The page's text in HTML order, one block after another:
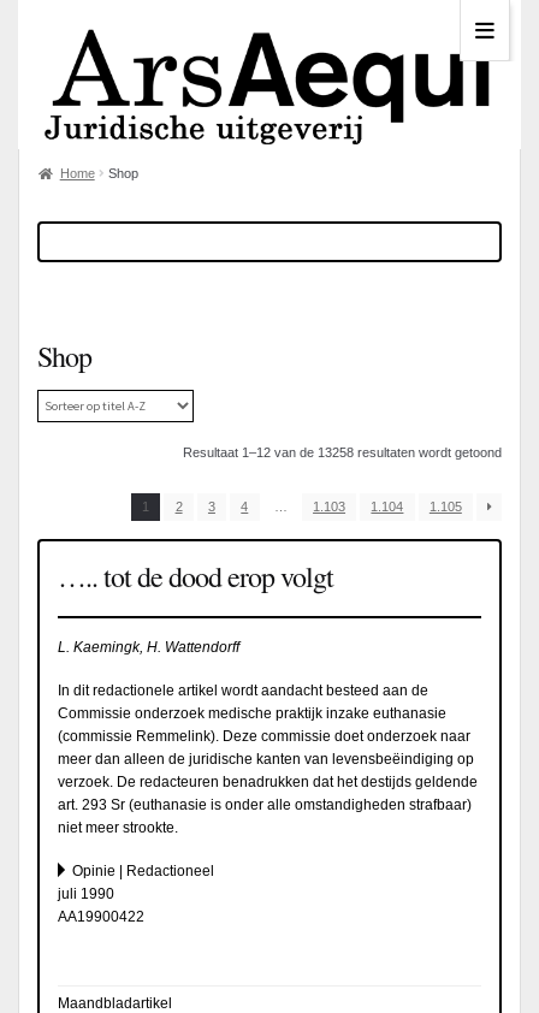
Home Shop
Shop
Resultaat 1–12 van de 13258 resultaten wordt getoond
1 2 3 4 1.103 1.104 1.105
….. tot de dood erop volgt
L. Kaemingk, H. Wattendorff
In dit redactionele artikel wordt aandacht besteed aan de
Commissie onderzoek medische praktijk inzake euthanasie
(commissie Remmelink). Deze commissie doet onderzoek naar
meer dan alleen de juridische kanten van levensbeëindiging op
verzoek. De redacteuren benadrukken dat het destijds geldende
art. 293 Sr (euthanasie is onder alle omstandigheden strafbaar)
niet meer strookte.
Opinie | Redactioneel
juli 1990
AA19900422
Maandbladartikel